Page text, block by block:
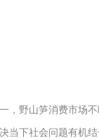
，野山笋消费市场
当下社会问题有机